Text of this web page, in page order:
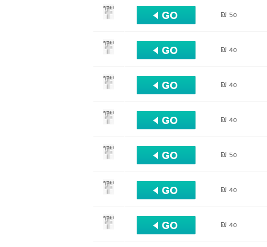
50 ₪
שתף
40 ₪
שתף
40 ₪
שתף
40 ₪
שתף
50 ₪
שתף
40 ₪
שתף
40 ₪
שתף